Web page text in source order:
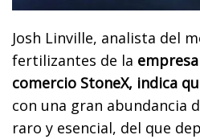
Josh Linville, analista del
fertilizantes de la
comercio StoneX, indica
con una gran abundancia
raro y esencial, del que